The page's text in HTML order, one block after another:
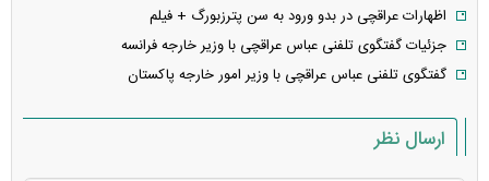
اظهارات عراقچی در بدو ورود به سن پترزبورگ + فیلم
جزئیات گفتگوی تلفنی عباس عراقچی با وزیر خارجه فرانسه
گفتگوی تلفنی عباس عراقچی با وزیر امور خارجه پاکستان
ارسال نظر